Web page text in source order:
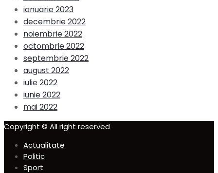
ianuarie 2023
decembrie 2022
noiembrie 2022
octombrie 2022
septembrie 2022
august 2022
iulie 2022
iunie 2022
mai 2022
Copyright © All right reserved
Actualitate
Politic
Sport